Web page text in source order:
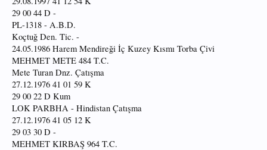
29 00 44 D -
PL-1318 - A.B.D.
Koçtuğ Den. Tic. -
24.05.1986 Harem Mendireği İç Kuzey Kısmı Torba Çivi
MEHMET METE 484 T.C.
Mete Turan Dnz. Çatışma
27.12.1976 41 01 59 K
29 00 22 D Kum
LOK PARBHA - Hindistan Çatışma
27.12.1976 41 05 12 K
29 03 30 D -
MEHMET KIRBAŞ 964 T.C.